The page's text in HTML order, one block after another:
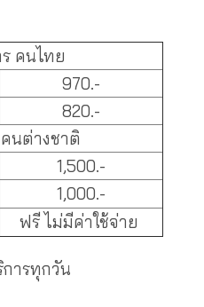
คนไทย
970.-
820.-
นต่างชาติ
1,500.-
1,000.-
ฟรี ไม่มีค่าใช้จ่าย
การทุกวัน